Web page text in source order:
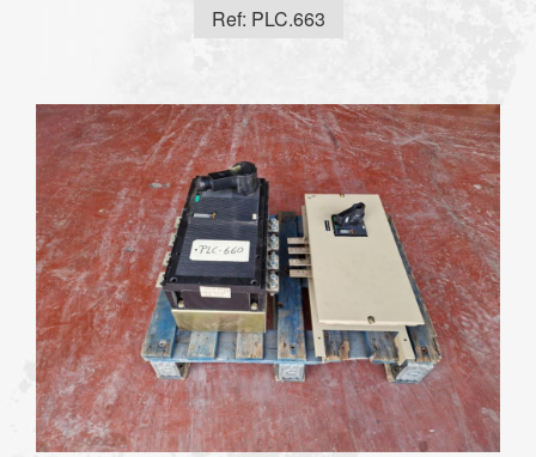
Ref: PLC.663